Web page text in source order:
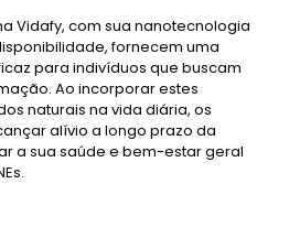
Vidafy, com sua nanotecnologia
fornecem uma
para indivíduos que buscam
Ao incorporar estes
naturais na vida diária, os
alívio a longo prazo da
a sua saúde e bem-estar geral